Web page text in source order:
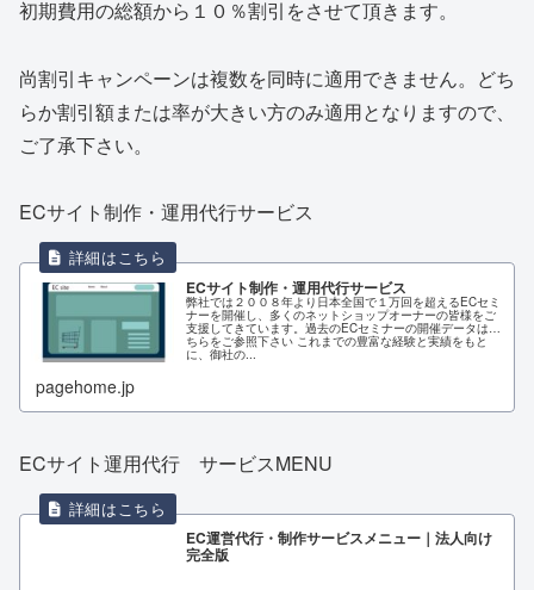
初期費用の総額から１０％割引をさせて頂きます。
尚割引キャンペーンは複数を同時に適用できません。どち
らか割引額または率が大きい方のみ適用となりますので、
ご了承下さい。
ECサイト制作・運用代行サービス
ECサイト制作・運用代行サービス
弊社では２００８年より日本全国で１万回を超えるECセミ
ナーを開催し、多くのネットショップオーナーの皆様をご
支援してきています。過去のECセミナーの開催データはこ
ちらをご参照下さい これまでの豊富な経験と実績をもと
に、御社の...
pagehome.jp
ECサイト運用代行 サービスMENU
EC運営代行・制作サービスメニュー｜法人向け
完全版